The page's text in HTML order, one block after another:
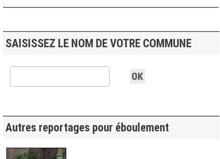
SAISISSEZ LE NOM DE VOTRE COMMUNE
Autres reportages pour éboulement